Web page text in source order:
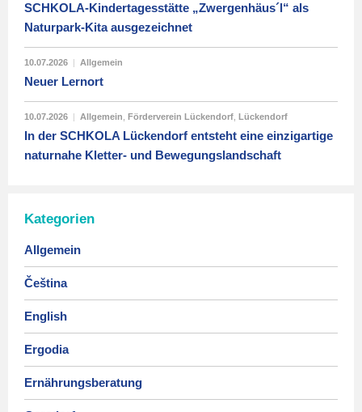
SCHKOLA-Kindertagesstätte „Zwergenhäus´l“ als
Naturpark-Kita ausgezeichnet
10.07.2026 | Allgemein
Neuer Lernort
10.07.2026 | Allgemein Förderverein Lückendorf Lückendorf
In der SCHKOLA Lückendorf entsteht eine einzigartige
naturnahe Kletter- und Bewegungslandschaft
Kategorien
Allgemein
Čeština
English
Ergodia
Ernährungsberatung